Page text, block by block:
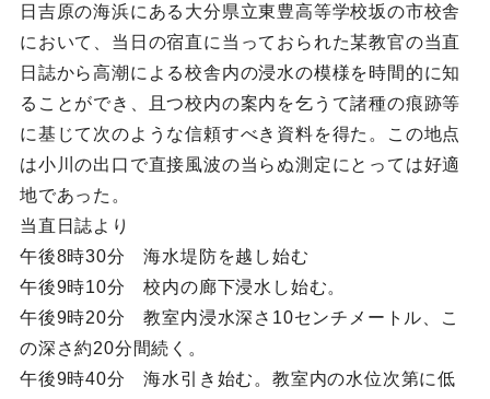
日吉原の海浜にある大分県立東豊高等学校坂の市校舎
において、当日の宿直に当っておられた某教官の当直
日誌から高潮による校舎内の浸水の模様を時間的に知
ることができ、且つ校内の案内を乞うて諸種の痕跡等
に基じて次のような信頼すべき資料を得た。この地点
は小川の出口で直接風波の当らぬ測定にとっては好適
地であった。
当直日誌より
午後8時30分 海水堤防を越し始む
午後9時10分 校内の廊下浸水し始む。
午後9時20分 教室内浸水深さ10センチメートル、こ
の深さ約20分間続く。
午後9時40分 海水引き始む。教室内の水位次第に低